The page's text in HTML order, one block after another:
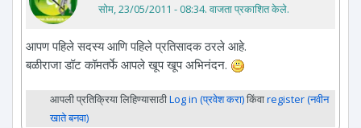
सोम, 23/05/2011 - 08:34. वाजता प्रकाशित केले.
आपण पहिले सदस्य आणि पहिले प्रतिसादक ठरले आहे.
बळीराजा डॉट कॉमतर्फे आपले खूप खूप अभिनंदन.
आपली प्रतिक्रिया लिहिण्यासाठीLog in (प्रवेश करा)किंवाregister (नवीन
खाते बनवा)